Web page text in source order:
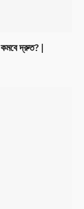
দ্রুত? |